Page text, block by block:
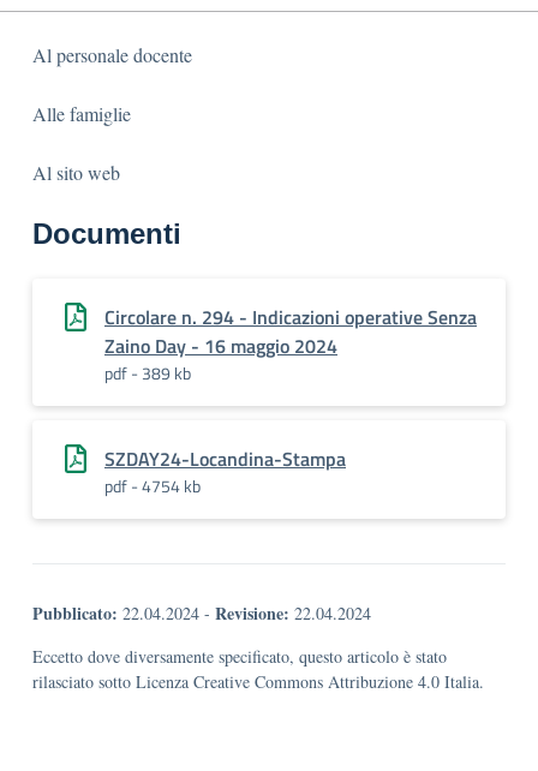
Al personale docente
Alle famiglie
Al sito web
Documenti
Circolare n. 294 - Indicazioni operative Senza
Zaino Day - 16 maggio 2024
pdf - 389 kb
SZDAY24-Locandina-Stampa
pdf - 4754 kb
Pubblicato: 22.04.2024 - Revisione: 22.04.2024
Eccetto dove diversamente specificato, questo articolo è stato
rilasciato sotto Licenza Creative Commons Attribuzione 4.0 Italia.